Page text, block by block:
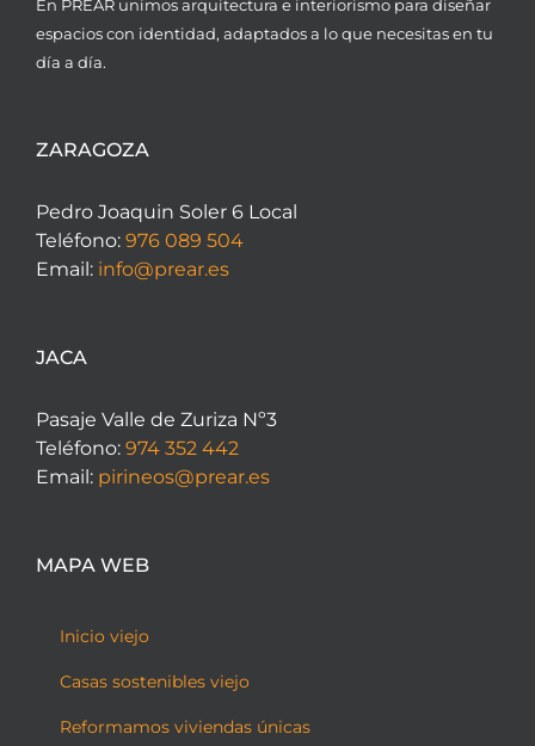
En PREAR unimos arquitectura e interiorismo para diseñar
espacios con identidad, adaptados a lo que necesitas en tu
día a día.
ZARAGOZA
Pedro Joaquin Soler 6 Local
Teléfono: 976 089 504
Email: info@prear.es
JACA
Pasaje Valle de Zuriza Nº3
Teléfono: 974 352 442
Email: pirineos@prear.es
MAPA WEB
Inicio viejo
Casas sostenibles viejo
Reformamos viviendas únicas